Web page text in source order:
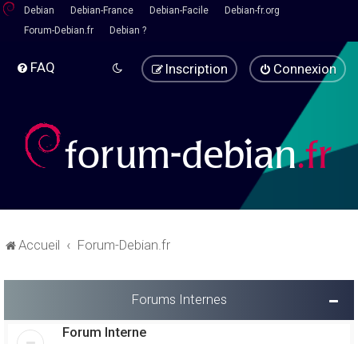
Debian Debian-France Debian-Facile
Debian-fr.org
Forum-Debian.fr
Debian ?
FAQ Connexion
Inscription
Accueil Forum-Debian.fr
Forums Internes
Forum Interne